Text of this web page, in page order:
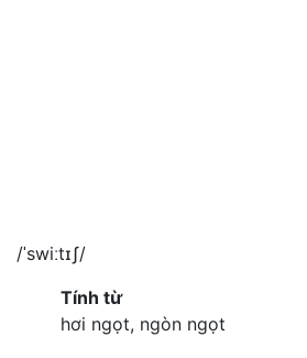
/ˈswiːtɪʃ/
Tính từ
hơi ngọt, ngòn ngọt